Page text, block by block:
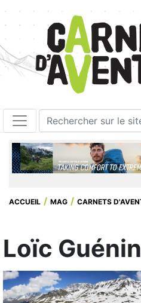
ACCUEIL MAG CARNETS
Loïc Guénin